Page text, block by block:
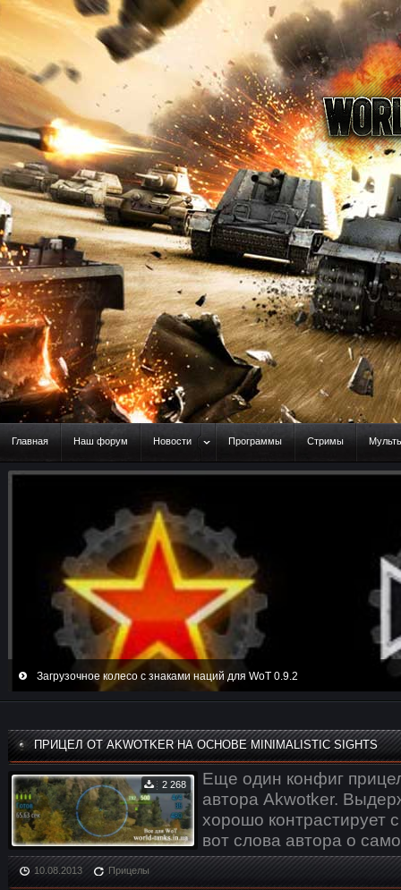
Главная Наш форум Новости Программы Стримы
Загрузочное колесо с знаками наций для WoT 0.9.2
ПРИЦЕЛ ОТ AKWOTKER НА ОСНОВЕ MINIMALISTIC SIGHTS
2 268
Еще один конфиг
автора Akwotker.
хорошо контрастирует
вот слова автора о
10.08.2013 Прицелы